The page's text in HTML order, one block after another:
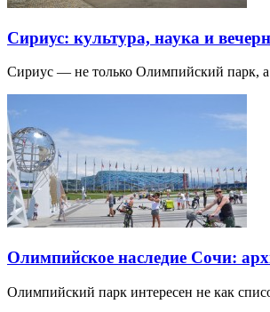
Сириус: культура, наука и
Сириус — не только Олимпийский парк, а
Олимпийское наследие Сочи:
Олимпийский парк интересен не как